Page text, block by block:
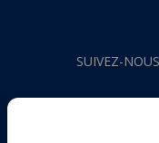
SUIVEZ-